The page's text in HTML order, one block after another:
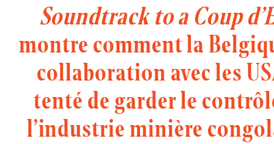
Soundtrack to a Coup
montre comment la
collaboration avec les
tenté de garder le
l’industrie minière